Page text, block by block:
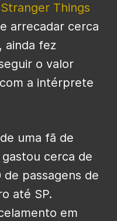
Stranger Things
arrecadar cerca
ainda fez
o valor
a intérprete
uma fã de
cerca de
de passagens de
até SP.
em